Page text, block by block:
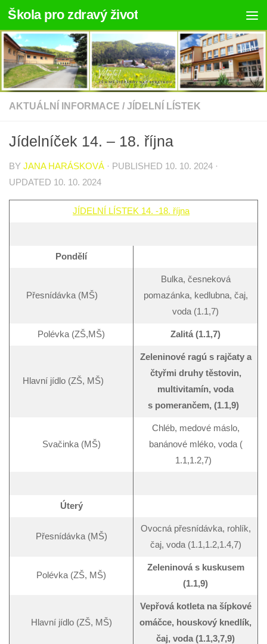
Skip to content
Škola pro zdravý život
AKTUÁLNÍ INFORMACE / JÍDELNÍ LÍSTEK
Jídelníček 14. – 18. října
BY JANA HARÁSKOVÁ · PUBLISHED 10. 10. 2024 ·
UPDATED 10. 10. 2024
JÍDELNÍ LÍSTEK 14. -18. října
Pondělí
Přesnídávka (MŠ)
Bulka, česneková
pomazánka, kedlubna, čaj,
voda (1.1,7)
Polévka (ZŠ,MŠ) Zalitá (1.1,7)
Hlavní jídlo (ZŠ, MŠ)
Zeleninové ragú s rajčaty a
čtyřmi druhy těstovin,
multivitamín, voda
s pomerančem, (1.1,9)
Svačinka (MŠ)
Chléb, medové máslo,
banánové mléko, voda (
1.1,1.2,7)
Úterý
Přesnídávka (MŠ)
Ovocná přesnídávka, rohlík,
čaj, voda (1.1,1.2,1.4,7)
Polévka (ZŠ, MŠ)
Zeleninová s kuskusem
(1.1,9)
Hlavní jídlo (ZŠ, MŠ)
Vepřová kotleta na šípkové
omáčce, houskový knedlík,
čaj, voda (1.1,3,7,9)